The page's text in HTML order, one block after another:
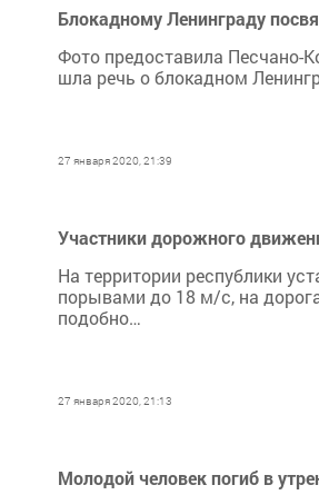
Блокадному Ленинграду
Фото предоставила Песчано-
шла речь о блокадном
27 января 2020, 21:39
Участники дорожного
На территории республики
порывами до 18 м/с, на
подобно…
27 января 2020, 21:13
Молодой человек погиб в